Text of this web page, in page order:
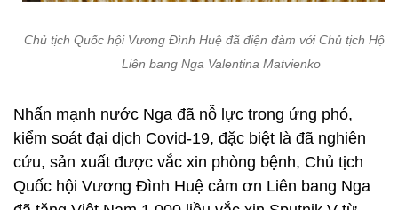
Chủ tịch Quốc hội Vương Đình Huệ đã điện đàm với Chủ tịch Hội
Liên bang Nga Valentina Matvienko
Nhấn mạnh nước Nga đã nỗ lực trong ứng phó,
kiểm soát đại dịch Covid-19, đặc biệt là đã nghiên
cứu, sản xuất được vắc xin phòng bệnh, Chủ tịch
Quốc hội Vương Đình Huệ cảm ơn Liên bang Nga